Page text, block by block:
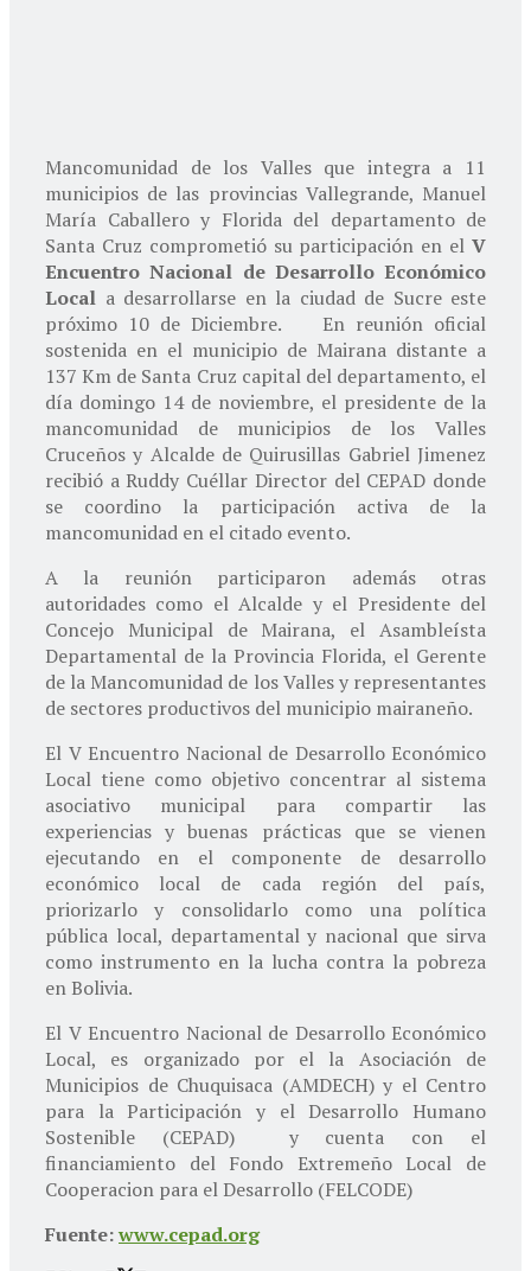
Mancomunidad de los Valles que integra a 11
municipios de las provincias Vallegrande, Manuel
María Caballero y Florida del departamento de
Santa Cruz comprometió su participación en el V
Encuentro Nacional de Desarrollo Económico
Local a desarrollarse en la ciudad de Sucre este
próximo 10 de Diciembre. En reunión oficial
sostenida en el municipio de Mairana distante a
137 Km de Santa Cruz capital del departamento, el
día domingo 14 de noviembre, el presidente de la
mancomunidad de municipios de los Valles
Cruceños y Alcalde de Quirusillas Gabriel Jimenez
recibió a Ruddy Cuéllar Director del CEPAD donde
se coordino la participación activa de la
mancomunidad en el citado evento.
A la reunión participaron además otras
autoridades como el Alcalde y el Presidente del
Concejo Municipal de Mairana, el Asambleísta
Departamental de la Provincia Florida, el Gerente
de la Mancomunidad de los Valles y representantes
de sectores productivos del municipio mairaneño.
El V Encuentro Nacional de Desarrollo Económico
Local tiene como objetivo concentrar al sistema
asociativo municipal para compartir las
experiencias y buenas prácticas que se vienen
ejecutando en el componente de desarrollo
económico local de cada región del país,
priorizarlo y consolidarlo como una política
pública local, departamental y nacional que sirva
como instrumento en la lucha contra la pobreza
en Bolivia.
El V Encuentro Nacional de Desarrollo Económico
Local, es organizado por el la Asociación de
Municipios de Chuquisaca (AMDECH) y el Centro
para la Participación y el Desarrollo Humano
Sostenible (CEPAD) y cuenta con el
financiamiento del Fondo Extremeño Local de
Cooperacion para el Desarrollo (FELCODE)
Fuente:www.cepad.org